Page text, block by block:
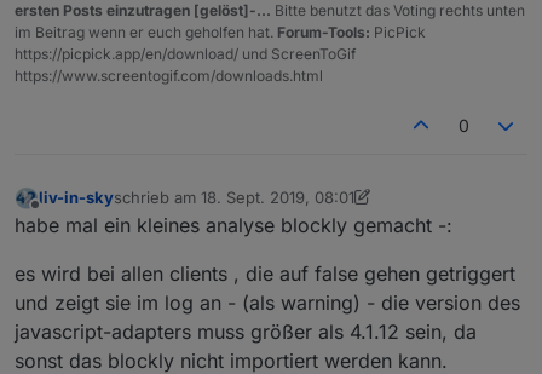
ersten Posts einzutragen [gelöst]-... Bitte benutzt das Voting rechts unten
im Beitrag wenn er euch geholfen hat. Forum-Tools: PicPick
https://picpick.app/en/download/ und ScreenToGif
https://www.screentogif.com/downloads.html
0
Offline
liv-in-skyschrieb am 18. Sept. 2019, 08:01
zuletzt editiert von liv-in-sky
habe mal ein kleines analyse blockly gemacht -:
es wird bei allen clients , die auf false gehen getriggert
und zeigt sie im log an - (als warning) - die version des
javascript-adapters muss größer als 4.1.12 sein, da
sonst das blockly nicht importiert werden kann.